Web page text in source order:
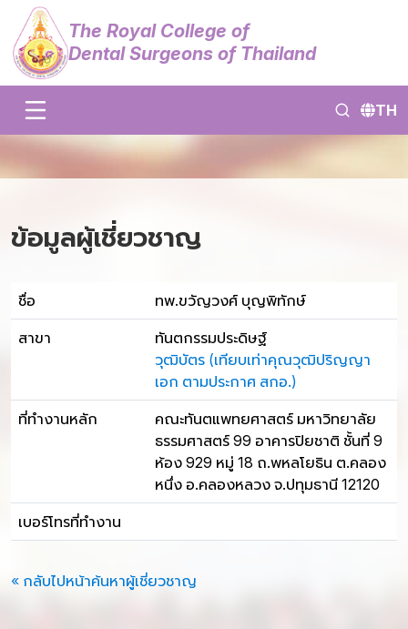
The Royal College of
Dental Surgeons of Thailand
TH
ข้อมูลผู้เชี่ยวชาญ
ชื่อ ทพ.ขวัญวงศ์ บุญพิทักษ์
สาขา
ทันตกรรมประดิษฐ์
วุฒิบัตร (เทียบเท่าคุณวุฒิปริญญา
เอก ตามประกาศ สกอ.)
ที่ทำงานหลัก
คณะทันตแพทยศาสตร์ มหาวิทยาลัย
ธรรมศาสตร์ 99 อาคารปิยชาติ ชั้นที่ 9
ห้อง 929 หมู่ 18 ถ.พหลโยธิน ต.คลอง
หนึ่ง อ.คลองหลวง จ.ปทุมธานี 12120
เบอร์โทรที่ทำงาน
« กลับไปหน้าค้นหาผู้เชี่ยวชาญ